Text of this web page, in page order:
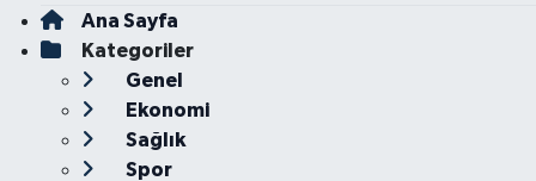
Ana Sayfa
Kategoriler
Genel
Ekonomi
Sağlık
Spor